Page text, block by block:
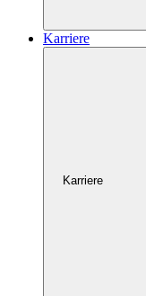
Karriere
Karriere